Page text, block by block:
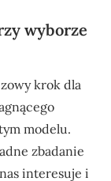
wyborze
krok dla
modelu.
zbadanie
interesuje i